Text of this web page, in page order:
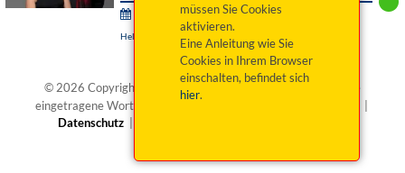
müssen Sie Cookies
aktivieren.
Eine Anleitung wie Sie
Cookies in Ihrem Browser
einschalten, befindet sich
hier.
Kulturwelten 2026:
Helmbrechts, Oberfränkisches Textilmuseum
© 2026 Copyright okticket.de GmbH | okticket.de
ist eine
eingetragene Wortmarke von okticket.de GmbH |
Datenschutz